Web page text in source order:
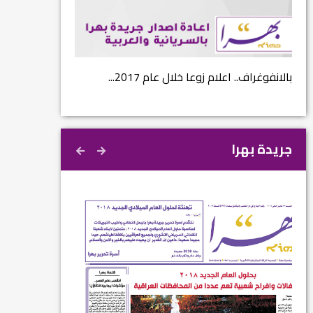
نتائج الاستفتاء.. بين اعلان الموالاة والمعارضة...
جريدة بهرا